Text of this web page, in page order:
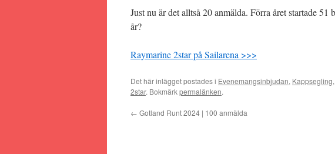
Just nu är det alltså 20 anmälda. Förra året startade
år?
Raymarine 2star på Sailarena >>>
Det här inlägget postades i Evenemangsinbjudan, Kappsegling,
2star. Bokmärkpermalänken.
← Gotland Runt 2024 | 100 anmälda